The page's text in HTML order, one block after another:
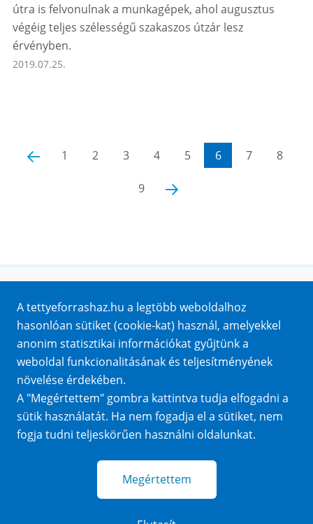
útra is felvonulnak a munkagépek, ahol augusztus
végéig teljes szélességű szakaszos útzár lesz
érvényben.
2019.07.25.
1 2 3 4 5 6 7 8
9
Impresszum
Sütik
Adatvédelem
Közérdekű adatok
A tettyeforrashaz.hu a legtöbb weboldalhoz
hasonlóan sütiket (cookie-kat) használ, amelyekkel
anonim statisztikai információkat gyűjtünk a
weboldal funkcionalitásának és teljesítményének
növelése érdekében.
A "Megértettem" gombra kattintva tudja elfogadni a
sütik használatát. Ha nem fogadja el a sütiket, nem
fogja tudni teljeskörűen használni oldalunkat.
Megértettem